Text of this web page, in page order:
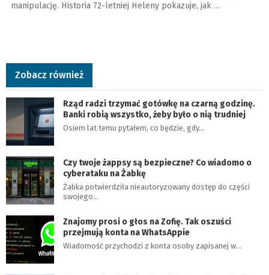
manipulację. Historia 72-letniej Heleny pokazuje, jak …
Zobacz również
Rząd radzi trzymać gotówkę na czarną godzinę.
Banki robią wszystko, żeby było o nią trudniej
Osiem lat temu pytałem, co będzie, gdy…
Czy twoje żappsy są bezpieczne? Co wiadomo o
cyberataku na Żabkę
Żabka potwierdziła nieautoryzowany dostęp do części
swojego…
Znajomy prosi o głos na Zofię. Tak oszuści
przejmują konta na WhatsAppie
Wiadomość przychodzi z konta osoby zapisanej w…